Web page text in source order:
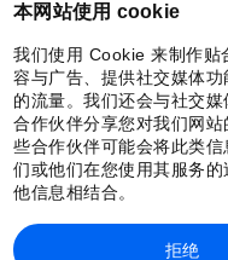
本网站使用 cookie
我们使用 Cookie 来制作贴
容与广告、提供社交媒体功
的流量。我们还会与社交
合作伙伴分享您对我们网
些合作伙伴可能会将此类
们或他们在您使用其服务
他信息相结合。
拒绝